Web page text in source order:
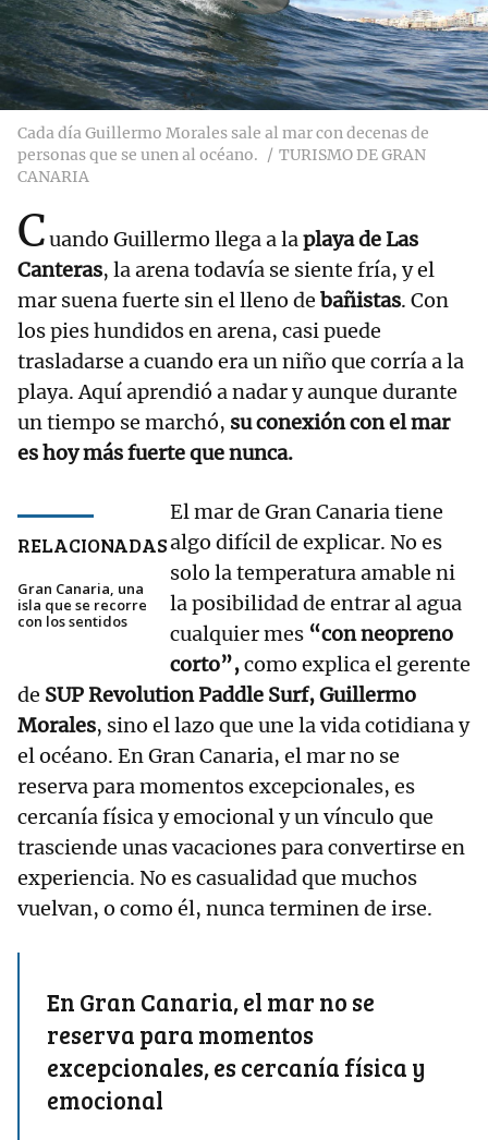
Cada día Guillermo Morales sale al mar con decenas de
personas que se unen al océano.
TURISMO DE GRAN
CANARIA
Cuando Guillermo llega a laplaya de Las
Canteras, la arena todavía se siente fría, y el
mar suena fuerte sin el lleno de bañistas. Con
los pies hundidos en arena, casi puede
trasladarse a cuando era un niño que corría a la
playa. Aquí aprendió a nadar y aunque durante
un tiempo se marchó, su conexión con el mar
es hoy más fuerte que nunca.
RELACIONADAS
Gran Canaria, una
isla que se recorre
con los sentidos
El mar de Gran Canaria tiene
algo difícil de explicar. No es
solo la temperatura amable ni
la posibilidad de entrar al agua
cualquier mes “con neopreno
corto”,como explica el gerente
de SUP Revolution Paddle Surf, Guillermo
Morales, sino el lazo que une la vida cotidiana y
el océano. En Gran Canaria, el mar no se
reserva para momentos excepcionales, es
cercanía física y emocional y un vínculo que
trasciende unas vacaciones para convertirse en
experiencia. No es casualidad que muchos
vuelvan, o como él, nunca terminen de irse.
En Gran Canaria, el mar no se
reserva para momentos
excepcionales, es cercanía física y
emocional